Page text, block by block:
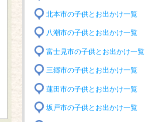
北本市の子供とお出かけ一覧
八潮市の子供とお出かけ一覧
富士見市の子供とお出かけ一覧
三郷市の子供とお出かけ一覧
蓮田市の子供とお出かけ一覧
坂戸市の子供とお出かけ一覧